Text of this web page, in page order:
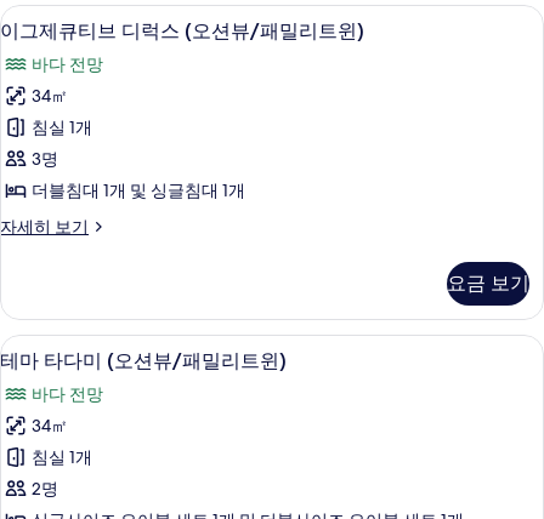
사
진
모
두
보
기
패
밀
리
트
윈)
자
세
히
보
기
이
그
제
큐
티
브
디
럭
(오
션
뷰/
패
밀
리
트
고급 침구, 오리/거위털 이불, 미니바,
1
이그제큐티브 디럭스 (오션뷰/패밀리트윈)
바다 전망
34㎡
침실 1개
3명
더블침대 1개 및 싱글침대 1개
자세히 보기
이
티
브
디
럭
스
(오
션
뷰/
패
밀
요금 보기
테
마
타
다
미
(오
고급 침구, 오리/거위털 이불, 미니바,
1
테마 타다미 (오션뷰/패밀리트윈)
바다 전망
34㎡
침실 1개
2명